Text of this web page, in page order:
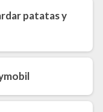
patatas y